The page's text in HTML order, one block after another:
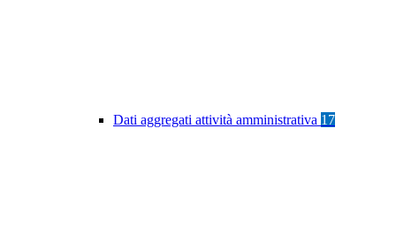
Dati aggregati attività amministrativa 17